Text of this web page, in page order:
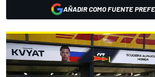
AÑADIR COMO FUENTE